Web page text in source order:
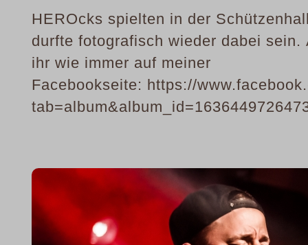
HEROcks spielten in der
durfte fotografisch wieder dabei
ihr wie immer auf meiner
Facebookseite: https://